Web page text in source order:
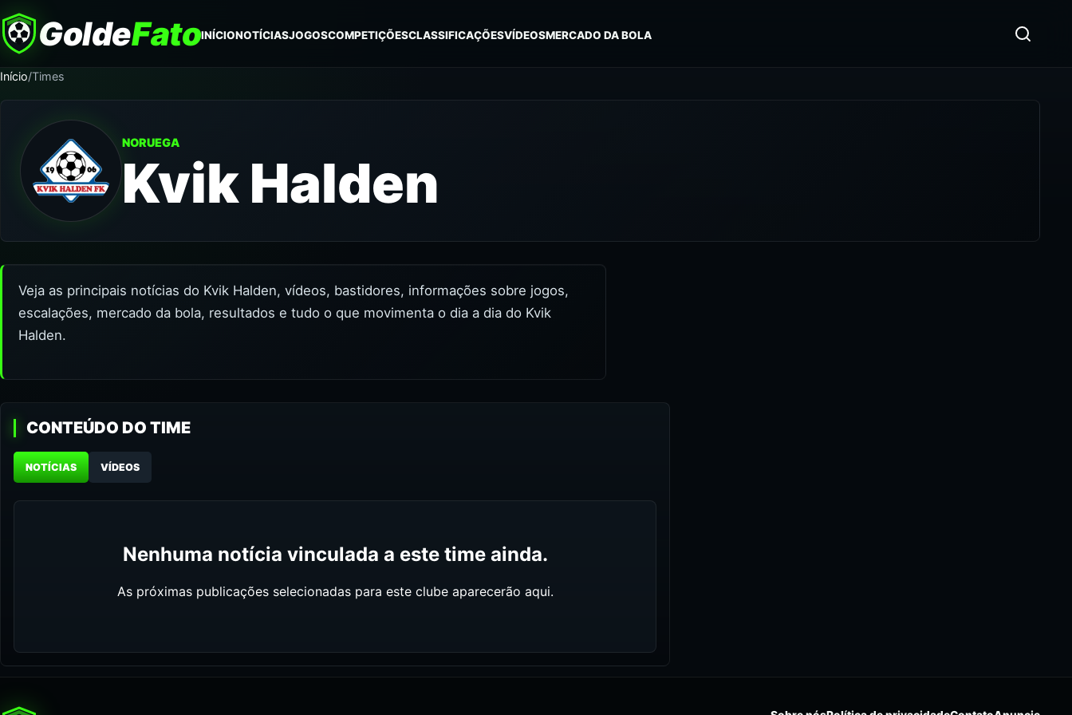
GoldeFatoINÍCIONOTÍCIASJOGOSCOMPETIÇÕESCLASSIFICAÇÕESVÍDEOSMERCADO DA BOLA
Início/Times
NORUEGA
Kvik Halden
Veja as principais notícias do Kvik Halden, vídeos, bastidores, informações sobre jogos,
escalações, mercado da bola, resultados e tudo o que movimenta o dia a dia do Kvik
Halden.
CONTEÚDO DO TIME
NOTÍCIAS VÍDEOS
Nenhuma notícia vinculada a este time ainda.
As próximas publicações selecionadas para este clube aparecerão aqui.